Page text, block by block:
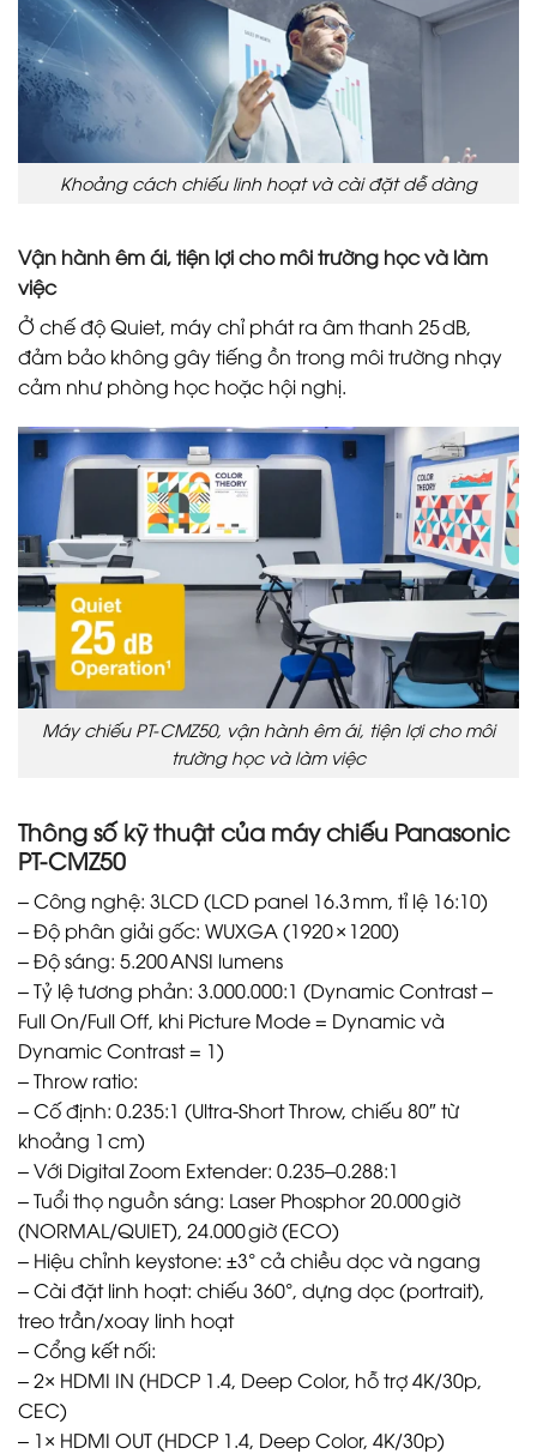
Khoảng cách chiếu linh hoạt và cài đặt dễ dàng
Vận hành êm ái, tiện lợi cho môi trường học và làm
việc
Ở chế độ Quiet, máy chỉ phát ra âm thanh 25 dB,
đảm bảo không gây tiếng ồn trong môi trường nhạy
cảm như phòng học hoặc hội nghị.
Máy chiếu PT-CMZ50, vận hành êm ái, tiện lợi cho môi
trường học và làm việc
Thông số kỹ thuật của máy chiếu Panasonic
PT-CMZ50
– Công nghệ: 3LCD (LCD panel 16.3 mm, tỉ lệ 16:10)
– Độ phân giải gốc: WUXGA (1920 × 1200)
– Độ sáng: 5.200 ANSI lumens
– Tỷ lệ tương phản: 3.000.000:1 (Dynamic Contrast –
Full On/Full Off, khi Picture Mode = Dynamic và
Dynamic Contrast = 1)
– Throw ratio:
– Cố định: 0.235:1 (Ultra‑Short Throw, chiếu 80″ từ
khoảng 1 cm)
– Với Digital Zoom Extender: 0.235–0.288:1
– Tuổi thọ nguồn sáng: Laser Phosphor 20.000 giờ
(NORMAL/QUIET), 24.000 giờ (ECO)
– Hiệu chỉnh keystone: ±3° cả chiều dọc và ngang
– Cài đặt linh hoạt: chiếu 360°, dựng dọc (portrait),
treo trần/xoay linh hoạt
– Cổng kết nối:
– 2× HDMI IN (HDCP 1.4, Deep Color, hỗ trợ 4K/30p,
CEC)
– 1× HDMI OUT (HDCP 1.4, Deep Color, 4K/30p)